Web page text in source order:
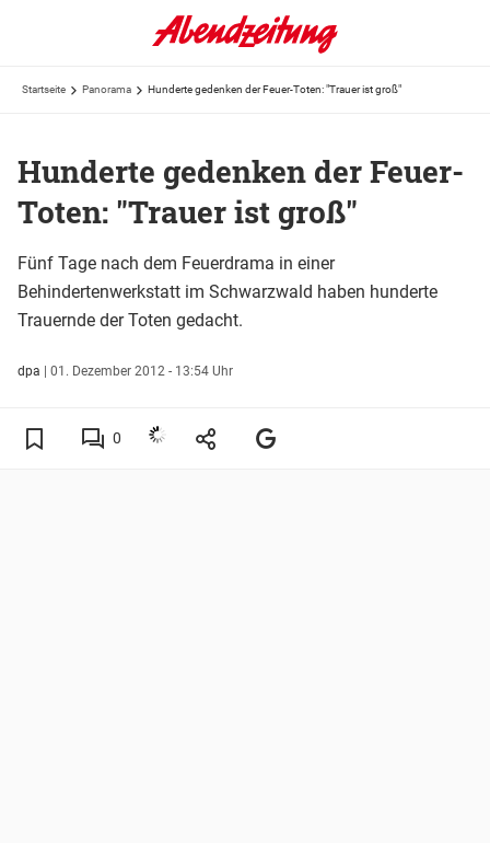
Startseite Panorama Hunderte gedenken der Feuer-Toten: "Trauer ist groß"
Hunderte gedenken der Feuer-
Toten: "Trauer ist groß"
Fünf Tage nach dem Feuerdrama in einer
Behindertenwerkstatt im Schwarzwald haben hunderte
Trauernde der Toten gedacht.
dpa | 01. Dezember 2012 - 13:54 Uhr
0